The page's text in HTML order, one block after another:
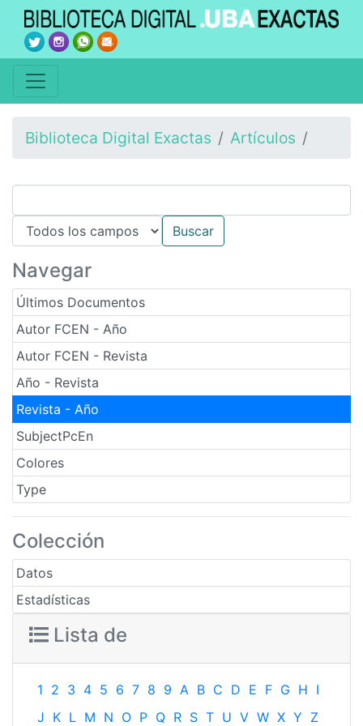
Biblioteca Digital Exactas Artículos
Navegar
Últimos Documentos
Autor FCEN - Año
Autor FCEN - Revista
Año - Revista
Revista - Año
SubjectPcEn
Colores
Type
Colección
Datos
Estadísticas
Lista de
1 2 3 4 5 6 7 8 9 A B C D E F G H I
J K L M N O P Q R S T U V W X Y Z